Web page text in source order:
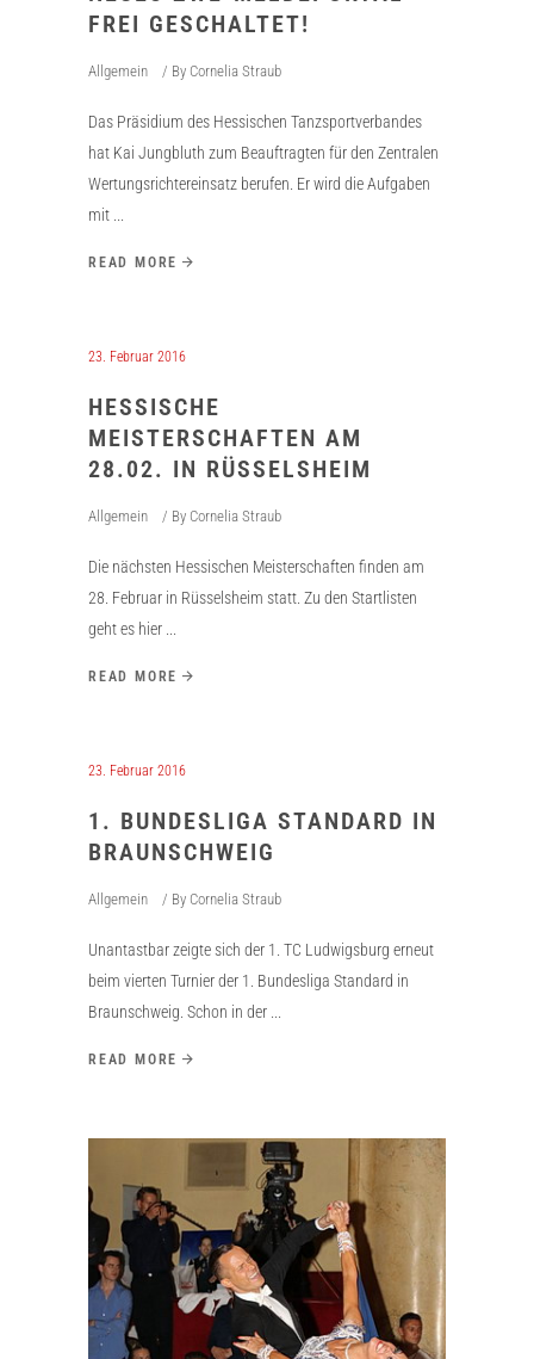
FREI GESCHALTET!
Allgemein By Cornelia Straub
Das Präsidium des Hessischen Tanzsportverbandes
hat Kai Jungbluth zum Beauftragten für den Zentralen
Wertungsrichtereinsatz berufen. Er wird die Aufgaben
mit
READ MORE
23. Februar 2016
HESSISCHE
MEISTERSCHAFTEN AM
28.02. IN RÜSSELSHEIM
Allgemein By Cornelia Straub
Die nächsten Hessischen Meisterschaften finden am
28. Februar in Rüsselsheim statt. Zu den Startlisten
geht es hier
READ MORE
23. Februar 2016
1. BUNDESLIGA STANDARD IN
BRAUNSCHWEIG
Allgemein By Cornelia Straub
Unantastbar zeigte sich der 1. TC Ludwigsburg erneut
beim vierten Turnier der 1. Bundesliga Standard in
Braunschweig. Schon in der
READ MORE